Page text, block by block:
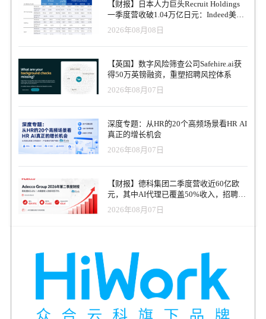
占美国劳动力的近四分之三。此外，远程员工队伍的规模不仅在增
长，而且在“远程薪资”级别上的职位也在增加。 从排名最低到高管
的全职员工会在家里呆上一整天，通过远程客户登录到公司的主机
上。有些人甚至不呆在家里，带着他们的笔记本电脑去图书馆或最
进行全面的项目，而不必在同一房间与他们的团队伙伴。 事实上，
上面提到的同一份报告说，90%的被调查的偏远地区的工人说，他们
的余生将在远程工作。 远程员工不仅仅是全职员工。他们中越来越
的高级运营总监说到：“这个整体的经济概念，将极大地改变工作场
所。” “它改变了我们领导和管理团队的方式，” 斯图尔特解释说，在
零工经济中，人不是公司控制的资源。相反，该人与其他公司共
虽如此，大多数曾经谈论过远程员工的人力资源专业人士并没有专
注于使其成为现实的技术，而是专注于如何保持员工之间的联系。
文化 这推动了一场巨大的文化变革。一些人开玩笑说，这两代人几
工智能设备为他们播放一首歌或打开灯，这种情况会立即发生。几
分钟内，他们就可以在聚会上列出一张播放列表，供他们锻炼或演
奏音乐。这都是关于个性化的。 “我们都知道，变化是一个常数。我
们都在为下一件事做准备，所以当我们说到未来的工作时，我们的
的状态，“卢西亚娜·杜阿尔特说。 杜阿尔特是惠普公司负责员工经
【财报】日本人力巨头Recruit Holdings
一季度营收破1.04万亿日元：Indeed美国
收入逆势增长30%，AI招聘推动利润率升
至47.4%
2026年08月08日
【英国】数字风险筛查公司Safehire.ai获
得50万英镑融资，重塑招聘风控体系
2026年08月07日
深度专题：从HR的20个高频场景看HR AI
真正的增长机会
2026年08月07日
【财报】德科集团二季度营收近60亿欧
元，其中AI代理已覆盖50%收入，招聘服
务进入运营重构阶段
2026年08月07日